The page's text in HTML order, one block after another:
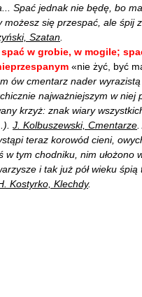
Spać jednak nie będę, bo
możesz się przespać, ale śpij
Szatan
w grobie, w mogile;
«nie żyć, być
ów cmentarz nader
najważniejszym w niej
krzyż: znak wiary
J. Kolbuszewski, Cmentarze
teraz korowód cieni,
w tym chodniku, nim ułożono
i tak już pół wieku śpią
Kostyrko, Klechdy.